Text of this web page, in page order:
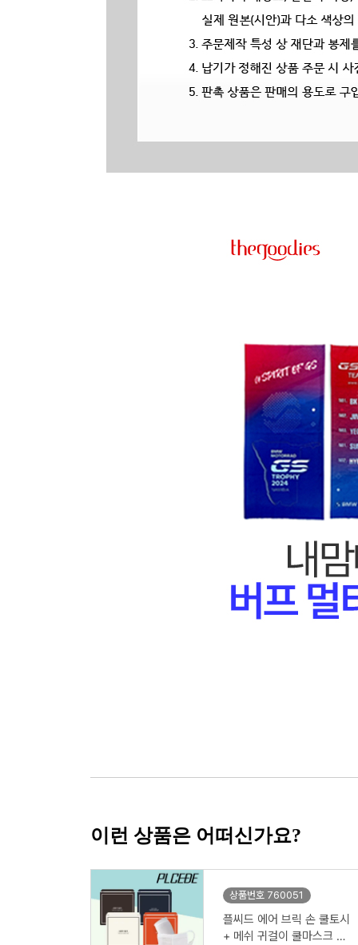
이런 상품은 어떠신가요?
상품번호 760051
플씨드 에어 브릭 손 쿨토시
+ 메쉬 귀걸이 쿨마스크 2